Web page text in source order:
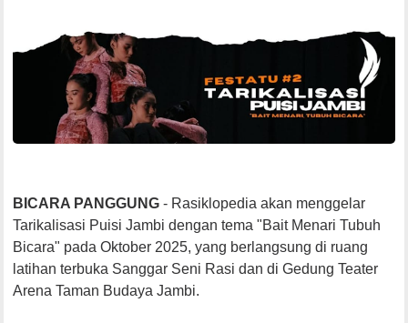
BICARA PANGGUNG- Rasiklopedia akan menggelar
Tarikalisasi Puisi Jambidengan tema "Bait Menari Tubuh
Bicara" padaOktober 2025, yang berlangsung di ruang
latihan terbuka Sanggar Seni Rasi dan di GedungTeater
Arena Taman Budaya Jambi.